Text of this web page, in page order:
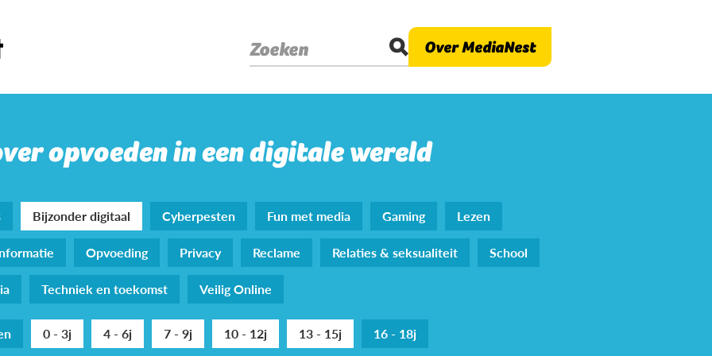
Zoeken Over MediaNest
opvoeden in een digitale wereld
Bijzonder digitaal Cyberpesten Fun met media Gaming
Lezen
Opvoeding Privacy Reclame Relaties & seksualiteit
School
Techniek en toekomst Veilig Online
0 - 3j 4 - 6j 7 - 9j 10 - 12j 13 - 15j 16 - 18j